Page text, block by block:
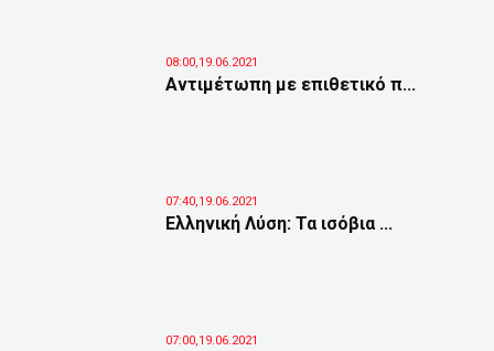
08:00,19.06.2021
Αντιμέτωπη με επιθετικό π...
07:40,19.06.2021
Ελληνική Λύση: Τα ισόβια ...
07:00,19.06.2021